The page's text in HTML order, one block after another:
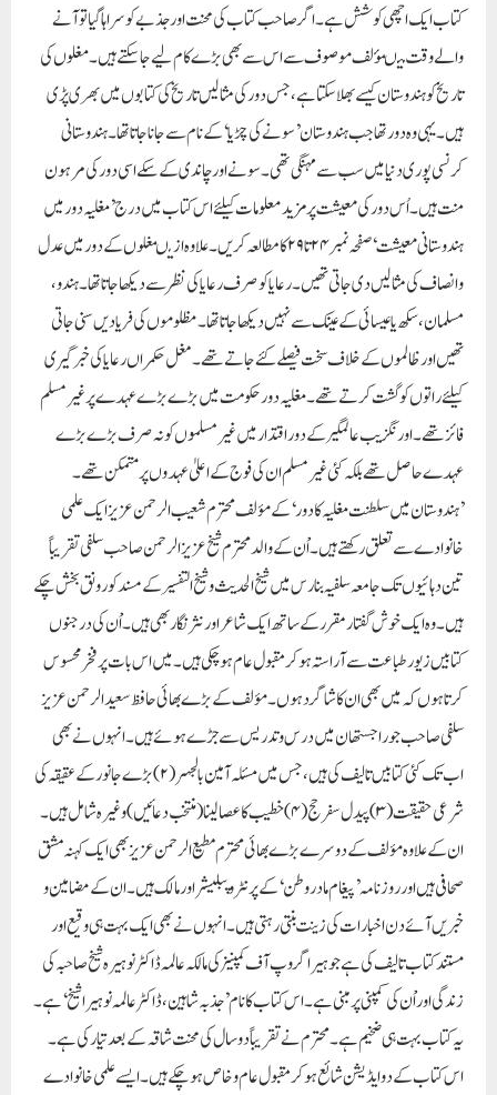
کتاب ایک اچھی کوشش ہے۔ اگر صاحب کتاب کی محنت اور جذبے کو سراہا گیا تو آنے
والے وقت میںمؤلف موصوف سے اس سے بھی بڑے کام لیے جاسکتے ہیں۔ مغلوں کی
تاریخ کو ہندوستان کیسے بھلا سکتا ہے ،جس دور کی مثالیں تاریخ کی کتابوں میں بھری پڑی
ہیں۔ یہی وہ دور تھا جب ہندوستان’سونے کی چڑیا‘کے نام سے جانا جاتا تھا۔ ہندوستانی
کرنسی پوری دنیا میں سب سے مہنگی تھی۔ سونے اور چاندی کے سکے اسی دور کی مرہون
منت ہیں۔ اُس دور کی معیشت پر مزید معلومات کیلئے اس کتاب میں درج ’ مغلیہ دور میں
ہندوستانی معیشت ‘ صفحہ نمبر ۲۴تا۲۹ کا مطالعہ کریں۔علاوہ ازیںمغلوں کے دور میں عدل
و انصاف کی مثالیں دی جاتی تھیں۔ رعایا کو صرف رعایا کی نظر سے دیکھا جاتا تھا۔ ہندو ،
مسلمان ، سکھ یا عیسائی کے عینک سے نہیں دیکھا جاتا تھا۔ مظلوموں کی فریادیں سنی جاتی
تھیں اور ظالموں کے خلاف سخت فیصلے کئے جاتے تھے۔ مغل حکمراں رعایا کی خبر گیری
کیلئے راتوں کو گشت کرتے تھے۔ مغلیہ دور حکومت میں بڑے بڑے عہدے پر غیر مسلم
فائز تھے۔ اورنگزیب عالمگیر کے دور اقتدار میں غیر مسلموں کو نہ صرف بڑے بڑے
عہدے حاصل تھے بلکہ کئی غیر مسلم ان کی فوج کے اعلیٰ عہدوں پر متمکن تھے۔
’ہندوستان میں سلطنت مغلیہ کا دور ‘ کے مؤلف محترم شعیب الرحمن عزیزایک علمی
خانوادے سے تعلق رکھتے ہیں۔ اْن کے والد محترم شیخ عزیز الرحمن صاحب سلفی تقریباً
تین دہائیوں تک جامعہ سلفیہ بنارس میں شیخ الحدیث و شیخ التفسیر کے مسند کو رونق بخش چکے
ہیں۔وہ ایک خوش گفتار مقرر کے ساتھ ایک شاعر اور نثر نگار بھی ہیں۔ اْن کی درجنوں
کتابیں زیور طباعت سے آراستہ ہوکر مقبول عام ہوچکی ہیں۔ میں اس بات پر فخر محسوس
کرتا ہوں کہ میں بھی ان کا شاگرد ہوں۔مؤلف کے بڑے بھائی حافظ سعید الرحمن عزیز
سلفی صاحب جو راجستھان میں درس و تدریس سے جڑے ہوئے ہیں۔ انہوں نے بھی
اب تک کئی کتابیں تالیف کی ہیں،جس میں مسئلہ آمین بالجہر (۲) بڑے جانور کے عقیقہ کی
شرعی حقیقت (۳) پیدل سفرحج (۴) خطیب کا عصا لینا ( منتخب دعائیں ) وغیرہ شامل ہیں۔
ان کے علا وہ مؤلف کے دوسرے بڑے بھائی محترم مطیع الرحمن عزیز بھی ایک کہنہ مشق
صحافی ہیں اور روزنامہ ’ پیغام مادر وطن ‘ کے پرنٹرو پبلیشر اور مالک ہیں۔ ان کے مضامین و
خبریں آئے دن اخبارات کی زینت بنتی رہتی ہیں۔ انہوں نے بھی ایک بہت ہی وقیع اور
مستند کتاب تالیف کی ہے جو ہیرا گروپ آف کمپنیز کی مالکہ عالمہ ڈاکٹر نوہیرہ شیخ صاحبہ کی
زندگی اور اْن کی کمپنی پر مبنی ہے۔ اس کتاب کا نام ’جذبہ شاہین ، ڈاکٹر عالمہ نوہیرا شیخ‘ ہے۔
یہ کتاب بہت ہی ضخیم ہے۔محترم نے تقریباً دو سال کی محنت شاقہ کے بعد تیار کی ہے۔
اس کتاب کے دو ایڈیشن شائع ہوکر مقبول عام و خاص ہوچکے ہیں۔ ایسے علمی خانوادے